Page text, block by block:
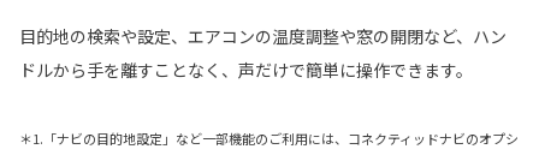
目的地の検索や設定、エアコンの温度調整や窓の開閉など、ハン
ドルから手を離すことなく、声だけで簡単に操作できます。
＊1.「ナビの目的地設定」など一部機能のご利用には、コネクティッドナビのオプシ